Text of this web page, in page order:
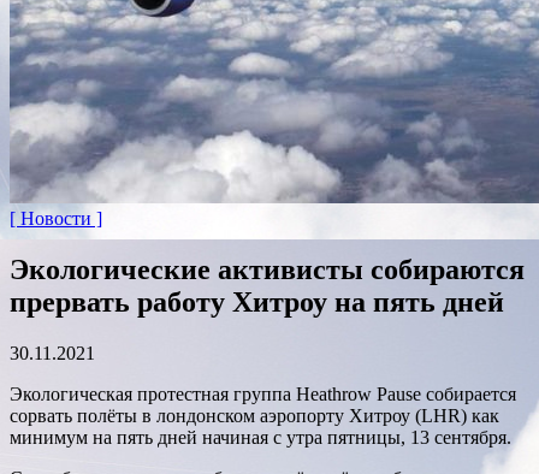
[ Новости ]
Экологические активисты собираются
прервать работу Хитроу на пять дней
30.11.2021
Экологическая протестная группа Heathrow Pause собирается
сорвать полёты в лондонском аэропорту Хитроу (LHR) как
минимум на пять дней начиная с утра пятницы, 13 сентября.